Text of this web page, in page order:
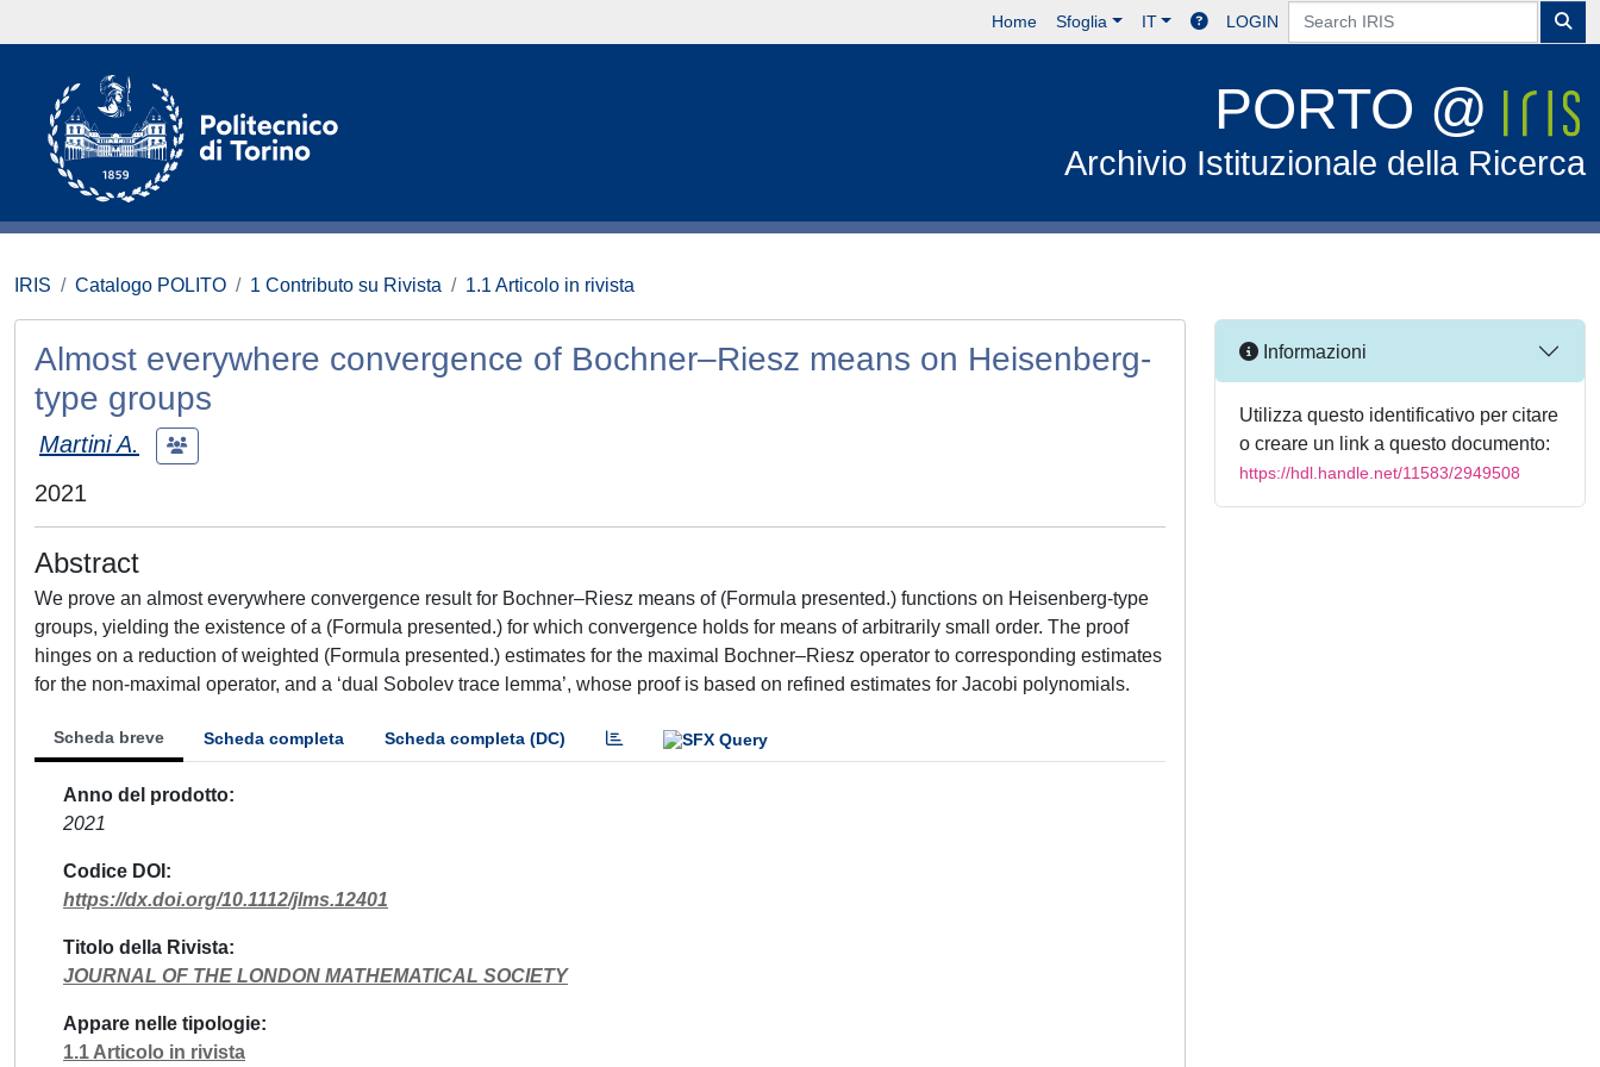
Home Sfoglia IT LOGIN
PORTO @
Archivio Istituzionale della Ricerca
IRIS Catalogo POLITO 1 Contributo su Rivista 1.1 Articolo in rivista
Almost everywhere convergence of Bochner–Riesz means on Heisenberg-
type groups
Martini A.
2021
Abstract
We prove an almost everywhere convergence result for Bochner–Riesz means of (Formula presented.) functions on Heisenberg-type
groups, yielding the existence of a (Formula presented.) for which convergence holds for means of arbitrarily small order. The proof
hinges on a reduction of weighted (Formula presented.) estimates for the maximal Bochner–Riesz operator to corresponding estimates
for the non-maximal operator, and a ‘dual Sobolev trace lemma’, whose proof is based on refined estimates for Jacobi polynomials.
Scheda breve Scheda completa Scheda completa (DC)
Anno del prodotto
2021
Codice DOI
https://dx.doi.org/10.1112/jlms.12401
Titolo della Rivista
JOURNAL OF THE LONDON MATHEMATICAL SOCIETY
Appare nelle tipologie
1.1 Articolo in rivista
Informazioni
Utilizza questo identificativo per citare
o creare un link a questo documento:
https://hdl.handle.net/11583/2949508